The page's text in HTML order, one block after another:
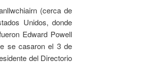
(cerca de
Unidos, donde
Edward Powell
se casaron el 3 de
del Directorio